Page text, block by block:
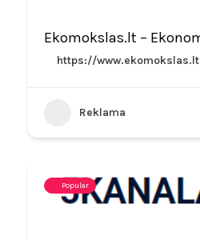
https://www.ekomokslas.lt
Reklama
Popular